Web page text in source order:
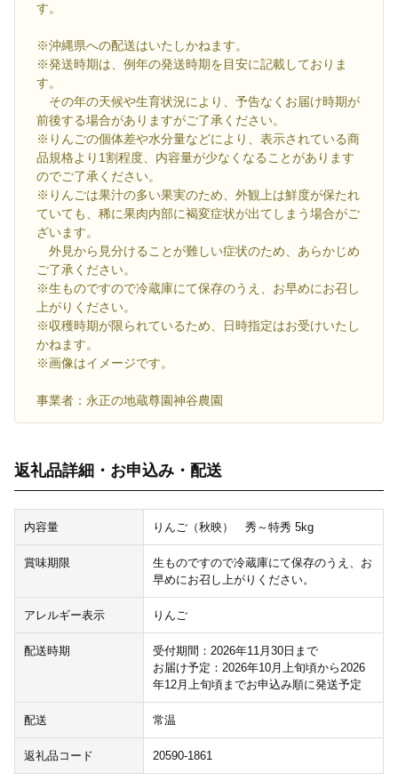
す。
※沖縄県への配送はいたしかねます。
※発送時期は、例年の発送時期を目安に記載しておりま
す。
その年の天候や生育状況により、予告なくお届け時期が
前後する場合がありますがご了承ください。
※りんごの個体差や水分量などにより、表示されている商
品規格より1割程度、内容量が少なくなることがあります
のでご了承ください。
※りんごは果汁の多い果実のため、外観上は鮮度が保たれ
ていても、稀に果肉内部に褐変症状が出てしまう場合がご
ざいます。
外見から見分けることが難しい症状のため、あらかじめ
ご了承ください。
※生ものですので冷蔵庫にて保存のうえ、お早めにお召し
上がりください。
※収穫時期が限られているため、日時指定はお受けいたし
かねます。
※画像はイメージです。
事業者：永正の地蔵尊園神谷農園
返礼品詳細・お申込み・配送
内容量 りんご（秋映） 秀～特秀 5kg
賞味期限
生ものですので冷蔵庫にて保存のうえ、お
早めにお召し上がりください。
アレルギー表示 りんご
配送時期
受付期間：2026年11月30日まで
お届け予定：2026年10月上旬頃から2026
年12月上旬頃までお申込み順に発送予定
配送 常温
返礼品コード 20590-1861